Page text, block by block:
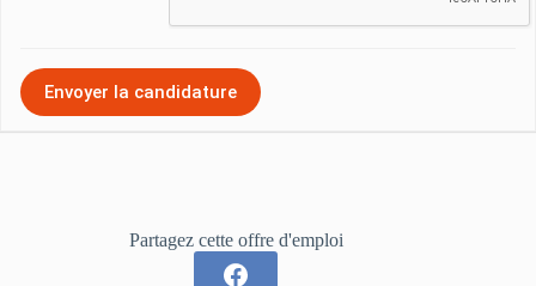
Partagez cette offre d'emploi